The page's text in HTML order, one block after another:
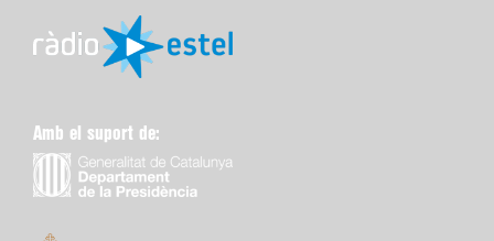
Amb el suport de: